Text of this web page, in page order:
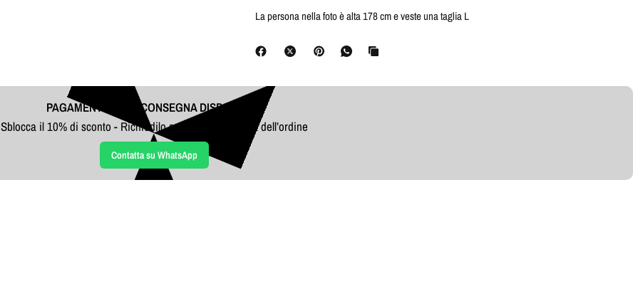
La persona nella foto è alta 178 cm e veste una taglia L
PAGAMENTO ALLA CONSEGNA DISPONIBILE
Sblocca il 10% di sconto - Richiedilo su WhatsApp prima dell’ordine
Contatta su WhatsApp